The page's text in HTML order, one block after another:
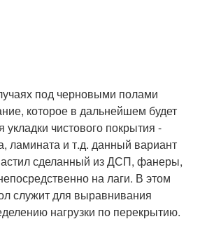
под черновыми полами
которое в дальнейшем будет
укладки чистового покрытия -
ламината и т.д. данный вариант
сделанный из ДСП, фанеры,
на лаги. В этом
служит для выравнивания
нагрузки по перекрытию.